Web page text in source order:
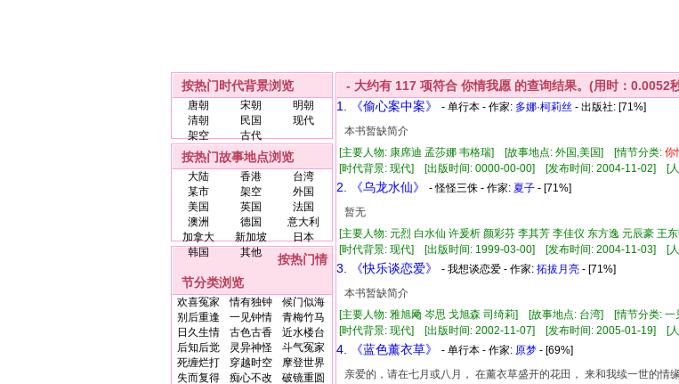
按热门时代背景浏览
唐朝 宋朝
明朝
清朝
民国
现代
架空
古代
按热门故事地点浏览
大陆 香港
台湾
某市
架空
外国
美国
英国
法国
澳洲
德国
意大利
加拿大
新加坡
日本
韩国
其他
按热门情
节分类浏览
欢喜冤家 情有独钟
候门似海
别后重逢
一见钟情
青梅竹马
日久生情
古色古香
近水楼台
后知后觉
灵异神怪
斗气冤家
死缠烂打
穿越时空
摩登世界
失而复得
痴心不改
破镜重圆
- 大约有 117 项符合 你情我愿 的查询结果。(用时：0.0052
1. 《偷心案中案》
- 单行本 - 作家: 多娜·柯莉丝 - 出版社: [71%]
本书暂缺简介
[主要人物: 康席迪 孟莎娜 韦格瑞] [故事地点: 外国,美国] [情节分类: 你
[时代背景: 现代] [出版时间: 0000-00-00] [发布时间: 2004-11-02] [
2. 《乌龙水仙》 - 怪怪三侏 - 作家: 夏子 - [71%]
暂无
[主要人物: 元烈 白水仙 许爰析 颜彩芬 李其芳 李佳仪 东方逸 元辰豪
[时代背景: 现代] [出版时间: 1999-03-00] [发布时间: 2004-11-03] [
3. 《快乐谈恋爱》 - 我想谈恋爱 - 作家: 拓拔月亮 - [71%]
本书暂缺简介
[主要人物: 雅旭飏 岑思 戈旭森 司绮莉] [故事地点: 台湾] [情节分类: 一
[时代背景: 现代] [出版时间: 2002-11-07] [发布时间: 2005-01-19] [
4. 《蓝色薰衣草》 - 单行本 - 作家: 原梦 - [69%]
亲爱的，请在七月或八月， 在薰衣草盛开的花田， 来和我续一世的